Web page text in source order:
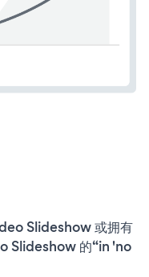
Slideshow 或拥有
Slideshow 的“in 'no